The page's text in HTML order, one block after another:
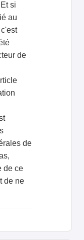
si
au
de
de
de ce
de ne